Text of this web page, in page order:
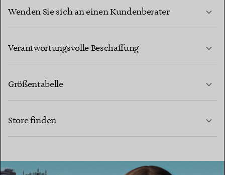
Wenden Sie sich an einen Kundenberater
Verantwortungsvolle Beschaffung
Größentabelle
Store finden